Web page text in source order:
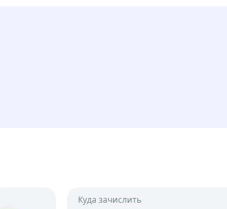
Куда зачислить